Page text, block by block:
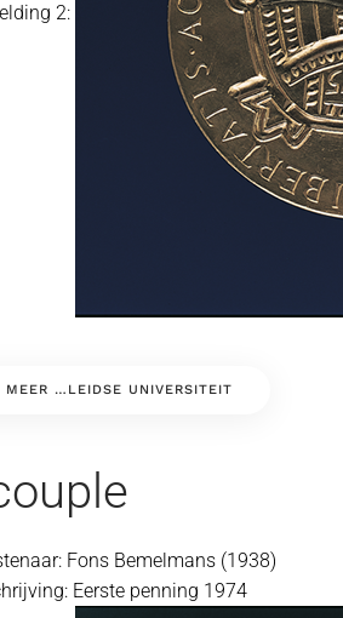
2:
MEER …LEIDSE UNIVERSITEIT
Fons Bemelmans (1938)
Eerste penning 1974